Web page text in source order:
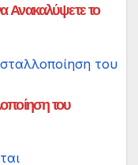
Ανακαλύψετε το
του